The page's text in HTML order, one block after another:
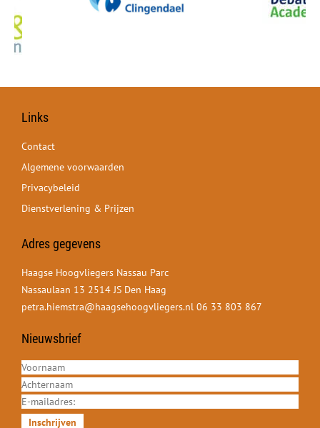
Links
Contact
Algemene voorwaarden
Privacybeleid
Dienstverlening & Prijzen
Adres gegevens
Haagse Hoogvliegers Nassau Parc
Nassaulaan 13 2514 JS Den Haag
petra.hiemstra@haagsehoogvliegers.nl 06 33 803 867
Nieuwsbrief
Inschrijven